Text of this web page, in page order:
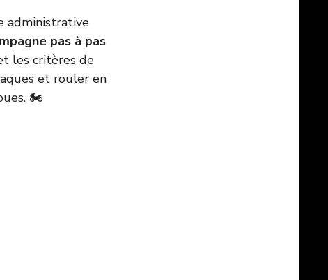
administrative
pas à pas
les critères de
et rouler en
🏍️